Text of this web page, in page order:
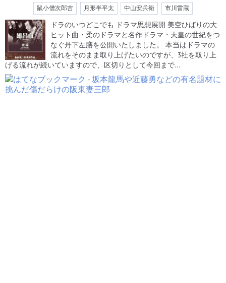
騙されるな！マズゴミ賊が
デッチあげる「国民的」
「大女優」×2のデマ工作 松
本人志「ムフフ疑惑」の12
名のメスたち 浜田雅功に公
開セクハラされるＹＯＵ
売国芸能ウォッチ2023年10
月号 テレビマスコミはジャ
ちへの「アナル〇ックス」
に関して、完全無視を決め
込んでいる
マスメディアが取り上げな
い渡辺邦男映画伝説 本当大
巨匠伝説の数々功績に迫れ
東京国立近代美術館フィル
ムセンターの傍で撮影の不
思議写真と残尿忠臣蔵映画
鼠小僧次郎吉
月形半平太 中山安兵衛 市川雷蔵
ドラのいつどこでも ドラマ思想展開 美空ひばりの大
ヒット曲・柔のドラマと名作ドラマ・天皇の世紀をつ
なぐ丹下左膳を公開いたしました。 本当はドラマの
流れをそのまま取り上げたいのですが、3社を取り上
げる流れが続いていますので、区切りとして今回まで…